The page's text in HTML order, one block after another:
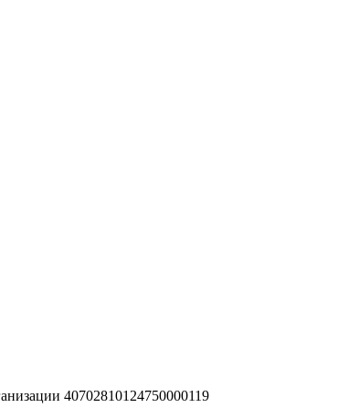
40702810124750000119